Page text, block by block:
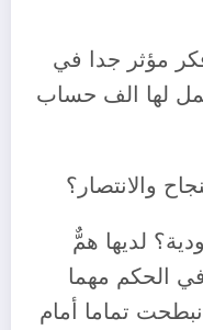
مؤثر جدا في
لها الف حساب
والانتصار؟
لديها همٌّ
في الحكم مهما
تماما أمام